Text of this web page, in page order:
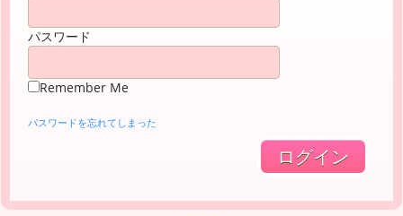
パスワード
Remember Me
パスワードを忘れてしまった